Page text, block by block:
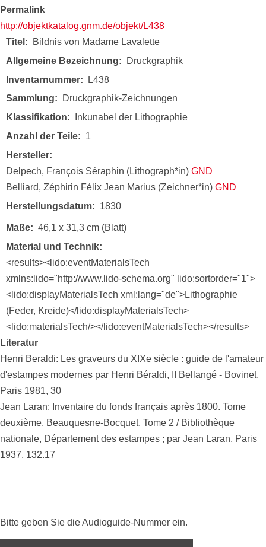
Permalink
http://objektkatalog.gnm.de/objekt/L438
Titel
Bildnis von Madame Lavalette
Allgemeine Bezeichnung
Druckgraphik
Inventarnummer
L438
Sammlung
Druckgraphik-Zeichnungen
Klassifikation
Inkunabel der Lithographie
Anzahl der Teile
1
Hersteller
Delpech, François Séraphin (Lithograph*in) GND
Belliard, Zéphirin Félix Jean Marius (Zeichner*in) GND
Herstellungsdatum
1830
Maße
46,1 x 31,3 cm (Blatt)
Material und Technik
<results><lido:eventMaterialsTech
xmlns:lido="http://www.lido-schema.org" lido:sortorder="1">
<lido:displayMaterialsTech xml:lang="de">Lithographie
(Feder, Kreide)</lido:displayMaterialsTech>
<lido:materialsTech/></lido:eventMaterialsTech></results>
Literatur
Henri Beraldi: Les graveurs du XIXe siècle : guide de l'amateur
d'estampes modernes par Henri Béraldi, II Bellangé - Bovinet,
Paris 1981, 30
Jean Laran: Inventaire du fonds français après 1800. Tome
deuxième, Beauquesne-Bocquet. Tome 2 / Bibliothèque
nationale, Département des estampes ; par Jean Laran, Paris
1937, 132.17
Bitte geben Sie die Audioguide-Nummer ein.